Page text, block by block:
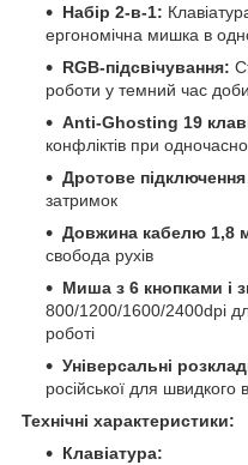
Набір 2-в-1:
ергономічна мишка в
RGB-підсвічування:
роботи у темний час доби
Anti-Ghosting 19
конфліктів при
Дротове підключення
затримок
Довжина кабелю 1,8
свобода рухів
Миша з 6 кнопками і
800/1200/1600/2400dpi
роботі
Універсальні
російської для швидкого
Технічні характеристики:
Клавіатура: